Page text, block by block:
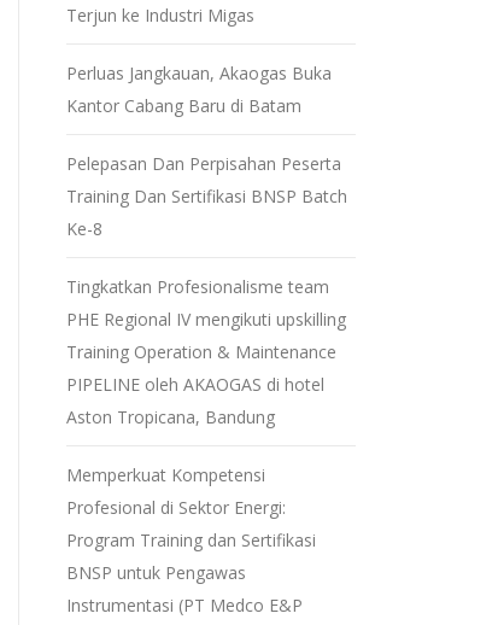
Terjun ke Industri Migas
Perluas Jangkauan, Akaogas Buka
Kantor Cabang Baru di Batam
Pelepasan Dan Perpisahan Peserta
Training Dan Sertifikasi BNSP Batch
Ke-8
Tingkatkan Profesionalisme team
PHE Regional IV mengikuti upskilling
Training Operation & Maintenance
PIPELINE oleh AKAOGAS di hotel
Aston Tropicana, Bandung
Memperkuat Kompetensi
Profesional di Sektor Energi:
Program Training dan Sertifikasi
BNSP untuk Pengawas
Instrumentasi (PT Medco E&P